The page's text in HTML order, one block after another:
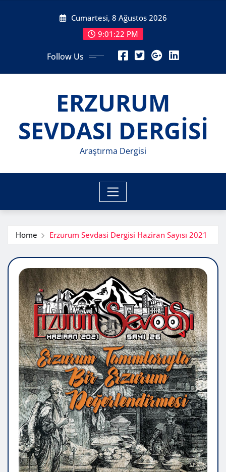
Cumartesi, 8 Ağustos 2026
9:01:24 PM
Follow Us
ERZURUM
SEVDASI DERGİSİ
Araştırma Dergisi
Home Erzurum Sevdasi Dergisi Haziran Sayısı 2021